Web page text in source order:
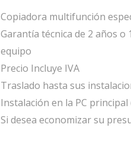
Copiadora multifunción
Garantía técnica de 2 años
equipo
Precio Incluye IVA
Traslado hasta sus
Instalación en la PC
Si desea economizar su